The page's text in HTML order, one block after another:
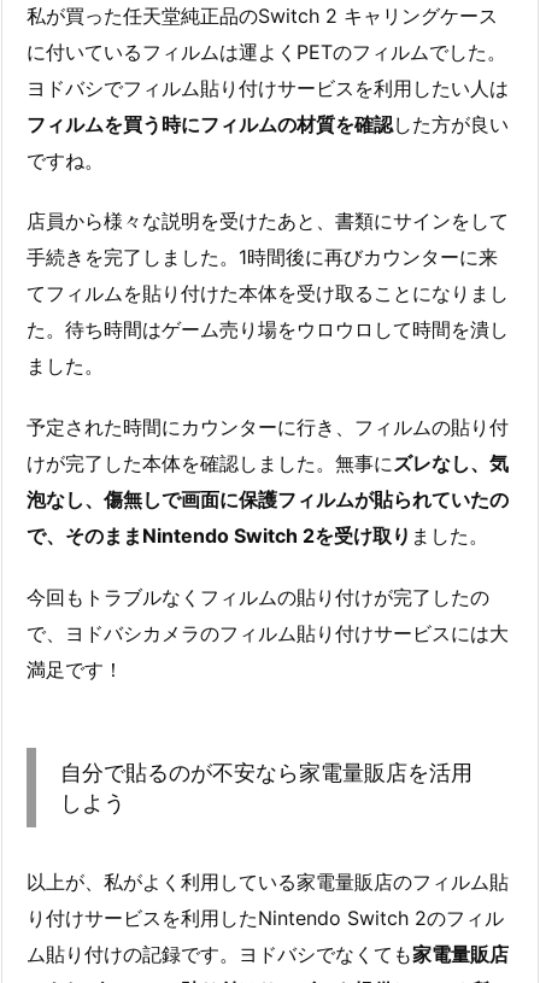
私が買った任天堂純正品のSwitch 2 キャリングケース
に付いているフィルムは運よくPETのフィルムでした。
ヨドバシでフィルム貼り付けサービスを利用したい人は
フィルムを買う時にフィルムの材質を確認した方が良い
ですね。
店員から様々な説明を受けたあと、書類にサインをして
手続きを完了しました。1時間後に再びカウンターに来
てフィルムを貼り付けた本体を受け取ることになりまし
た。待ち時間はゲーム売り場をウロウロして時間を潰し
ました。
予定された時間にカウンターに行き、フィルムの貼り付
けが完了した本体を確認しました。無事にズレなし、気
泡なし、傷無しで画面に保護フィルムが貼られていたの
で、そのままNintendo Switch 2を受け取り ました。
今回もトラブルなくフィルムの貼り付けが完了したの
で、ヨドバシカメラのフィルム貼り付けサービスには大
満足です！
自分で貼るのが不安なら家電量販店を活用
しよう
以上が、私がよく利用している家電量販店のフィルム貼
り付けサービスを利用したNintendo Switch 2のフィル
ム貼り付けの記録です。ヨドバシでなくても家電量販店